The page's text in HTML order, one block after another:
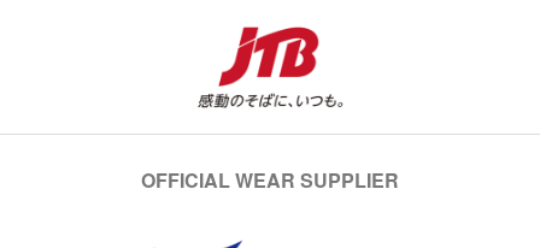
OFFICIAL WEAR SUPPLIER